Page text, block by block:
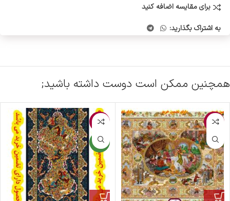
برای مقایسه اضافه کنید
به اشتراک بگذارید:
همچنین ممکن است دوست داشته باشید;
-2%
-3%
جدید